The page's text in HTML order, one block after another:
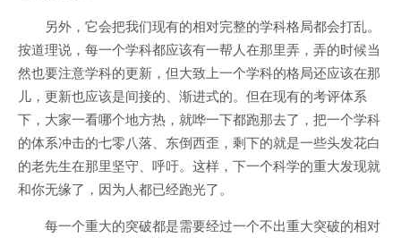
另外，它会把我们现有的相对完整的学科格局都会打乱。
按道理说，每一个学科都应该有一帮人在那里弄，弄的时候当
然也要注意学科的更新，但大致上一个学科的格局还应该在那
儿，更新也应该是间接的、渐进式的。但在现有的考评体系
下，大家一看哪个地方热，就哗一下都跑那去了，把一个学科
的体系冲击的七零八落、东倒西歪，剩下的就是一些头发花白
的老先生在那里坚守、呼吁。这样，下一个科学的重大发现就
和你无缘了，因为人都已经跑光了。
每一个重大的突破都是需要经过一个不出重大突破的相对